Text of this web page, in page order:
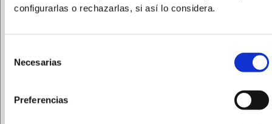
configurarlas o rechazarlas, si así lo considera.
Necesarias
Preferencias
llamamos!